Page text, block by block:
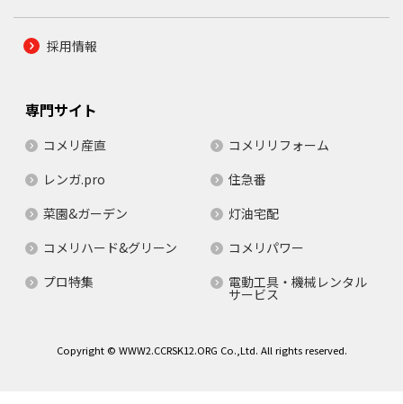
採用情報
専門サイト
コメリ産直
コメリリフォーム
レンガ.pro
住急番
菜園&ガーデン
灯油宅配
コメリハード&グリーン
コメリパワー
プロ特集
電動工具・機械レンタル
サービス
Copyright © WWW2.CCRSK12.ORG Co.,Ltd. All rights reserved.